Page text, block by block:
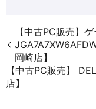
【中古PC販売】
岡崎店】
【中古PC販売】
店】